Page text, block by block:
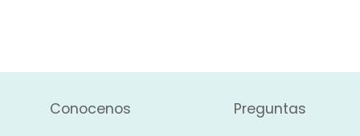
Conocenos Preguntas